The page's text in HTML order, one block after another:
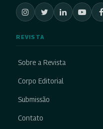
REVISTA
Sobre a Revista
Corpo Editorial
Submissão
Contato